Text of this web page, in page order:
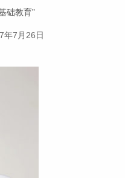
础教育”
年7月26日